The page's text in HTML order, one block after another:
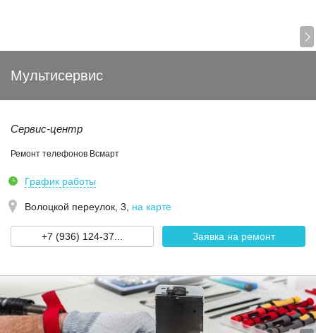
Мультисервис
Сервис-центр
Ремонт телефонов Всмарт
График работы
Волоцкой переулок, 3 на карте
+7 (936) 124-37... Заявка на ремонт